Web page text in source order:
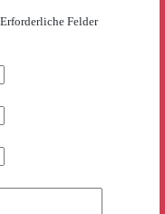
Erforderliche Felder